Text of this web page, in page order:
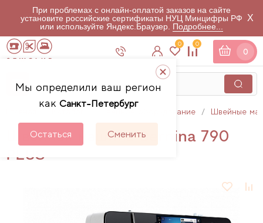
При проблемах с онлайн-оплатой заказов на сайте
установите российские сертификаты НУЦ Минцифры РФ
или используйте Яндекс.Браузер. Подробнее...
X
Мы определили ваш регион
как Санкт-Петербург
Остаться Сменить
0 0
0
Швейное оборудование Швейные
Швейная машина Bernina 790
PLUS